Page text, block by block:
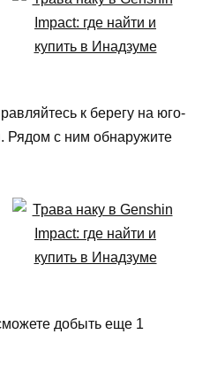
к берегу на юго-
Рядом с ним обнаружите
добыть еще 1